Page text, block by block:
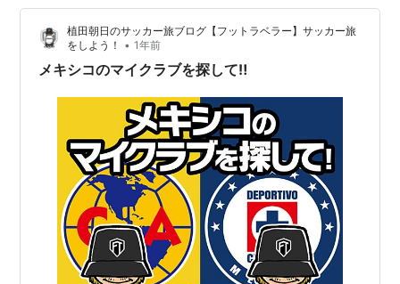
植田朝日のサッカー旅ブログ【フットラベラー】サッカー旅
をしよう！
• 1年前
メキシコのマイクラブを探して‼️